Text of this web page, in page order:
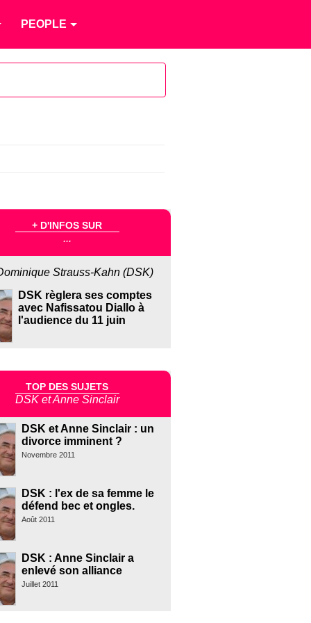
PEOPLE
+ D'INFOS SUR
...
Strauss-Kahn (DSK)
DSK règlera ses comptes
avec Nafissatou Diallo à
l'audience du 11 juin
TOP DES SUJETS
DSK et Anne Sinclair
DSK et Anne Sinclair : un
divorce imminent ?
Novembre 2011
DSK : l'ex de sa femme le
défend bec et ongles.
Août 2011
DSK : Anne Sinclair a
enlevé son alliance
Juillet 2011